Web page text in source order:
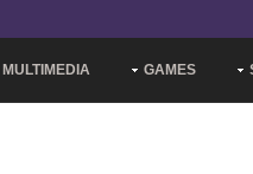
MULTIMEDIA GAMES